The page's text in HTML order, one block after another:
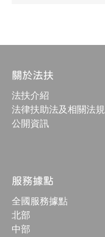
關於法扶
法扶介紹
法律扶助法及相關法規
公開資訊
服務據點
全國服務據點
北部
中部